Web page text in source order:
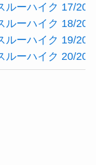
ルーハイク 17/20
ルーハイク 18/20
ルーハイク 19/20
ルーハイク 20/20